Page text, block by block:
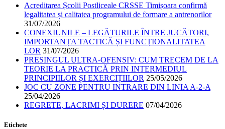
Acreditarea Școlii Postliceale CRSSE Timișoara confirmă
legalitatea și calitatea programului de formare a antrenorilor
31/07/2026
CONEXIUNILE – LEGĂTURILE ÎNTRE JUCĂTORI,
IMPORTANȚA TACTICĂ ȘI FUNCȚIONALITATEA
LOR 31/07/2026
PRESINGUL ULTRA-OFENSIV: CUM TRECEM DE LA
TEORIE LA PRACTICĂ PRIN INTERMEDIUL
PRINCIPIILOR ȘI EXERCIȚIILOR 25/05/2026
JOC CU ZONE PENTRU INTRARE DIN LINIA A-2-A
25/04/2026
REGRETE, LACRIMI ȘI DURERE 07/04/2026
Etichete